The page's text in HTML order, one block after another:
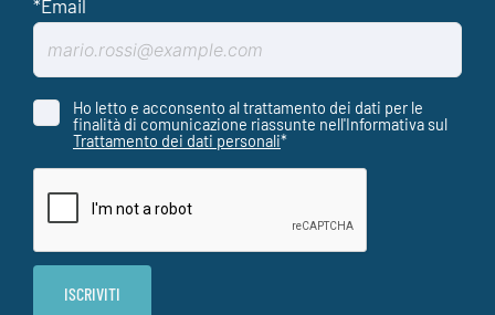
Ho letto e acconsento al trattamento dei dati per le
finalità di comunicazione riassunte nell'Informativa sul
Trattamento dei dati personali*